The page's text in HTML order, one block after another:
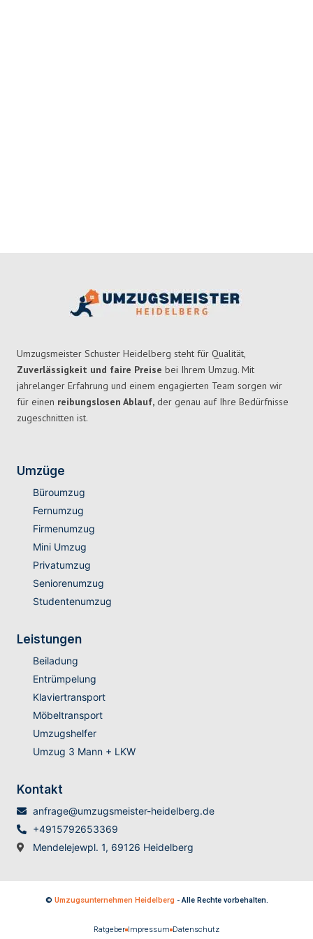
Umzugsmeister Schuster Heidelberg steht für Qualität,
Zuverlässigkeit und faire Preise bei Ihrem Umzug. Mit
jahrelanger Erfahrung und einem engagierten Team sorgen wir
für einen reibungslosen Ablauf, der genau auf Ihre Bedürfnisse
zugeschnitten ist.
Umzüge
Büroumzug
Fernumzug
Firmenumzug
Mini Umzug
Privatumzug
Seniorenumzug
Studentenumzug
Leistungen
Beiladung
Entrümpelung
Klaviertransport
Möbeltransport
Umzugshelfer
Umzug 3 Mann + LKW
Kontakt
anfrage@umzugsmeister-heidelberg.de
+4915792653369
Mendelejewpl. 1, 69126 Heidelberg
© Umzugsunternehmen Heidelberg - Alle Rechte vorbehalten.
Ratgeber Impressum Datenschutz